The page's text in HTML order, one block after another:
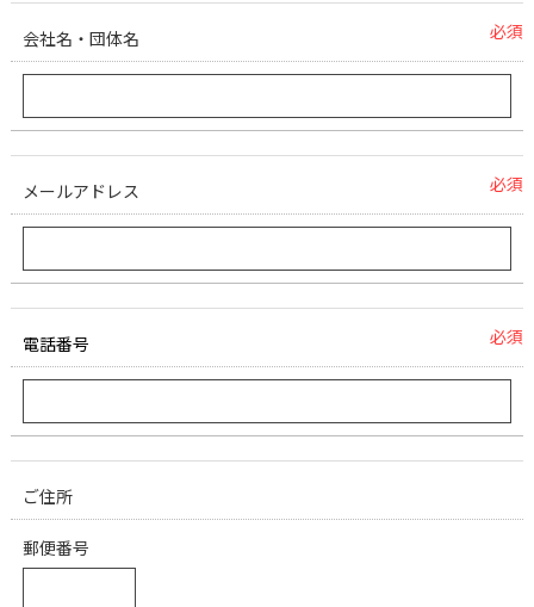
会社名・団体名 必須
メールアドレス 必須
電話番号 必須
ご住所
郵便番号